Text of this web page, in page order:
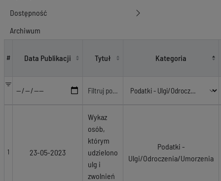
Dostępność
Archiwum
# Data Publikacji Tytuł Kategoria
1 23-05-2023
Wykaz
osób,
którym
udzielono
ulg i
zwolnień
Podatki -
Ulgi/Odroczenia/Umorzenia